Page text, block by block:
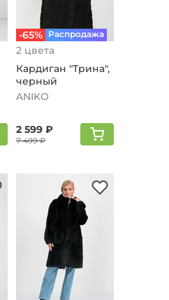
-65% Распродажа
2 цвета
Кардиган "Трина",
черный
ANIKO
2 599 ₽
7 499 ₽